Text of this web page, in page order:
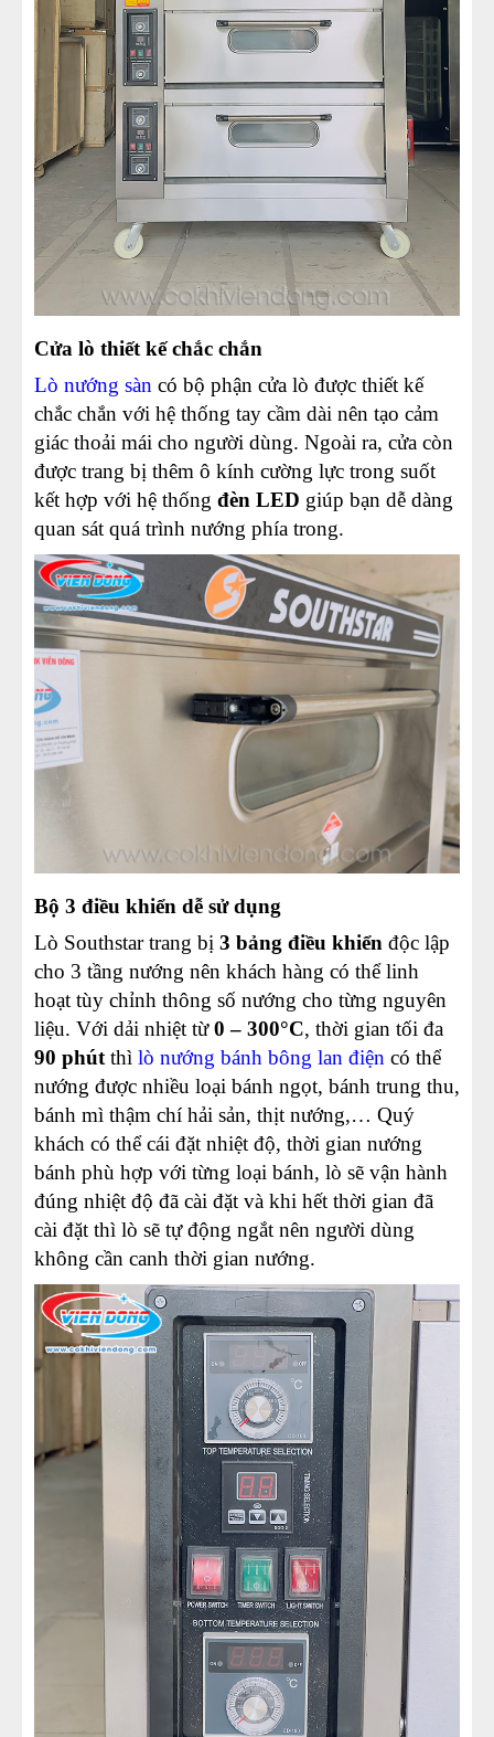
Cửa lò thiết kế chắc chắn
Lò nướng sàn có bộ phận cửa lò được thiết kế
chắc chắn với hệ thống tay cầm dài nên tạo cảm
giác thoải mái cho người dùng. Ngoài ra, cửa còn
được trang bị thêm ô kính cường lực trong suốt
kết hợp với hệ thống đèn LED giúp bạn dễ dàng
quan sát quá trình nướng phía trong.
Bộ 3 điều khiển dễ sử dụng
Lò Southstar trang bị 3 bảng điều khiển độc lập
cho 3 tầng nướng nên khách hàng có thể linh
hoạt tùy chỉnh thông số nướng cho từng nguyên
liệu. Với dải nhiệt từ0 – 300°C, thời gian tối đa
90 phútthì lò nướng bánh bông lan điện có thể
nướng được nhiều loại bánh ngọt, bánh trung thu,
bánh mì thậm chí hải sản, thịt nướng,… Quý
khách có thể cái đặt nhiệt độ, thời gian nướng
bánh phù hợp với từng loại bánh, lò sẽ vận hành
đúng nhiệt độ đã cài đặt và khi hết thời gian đã
cài đặt thì lò sẽ tự động ngắt nên người dùng
không cần canh thời gian nướng.